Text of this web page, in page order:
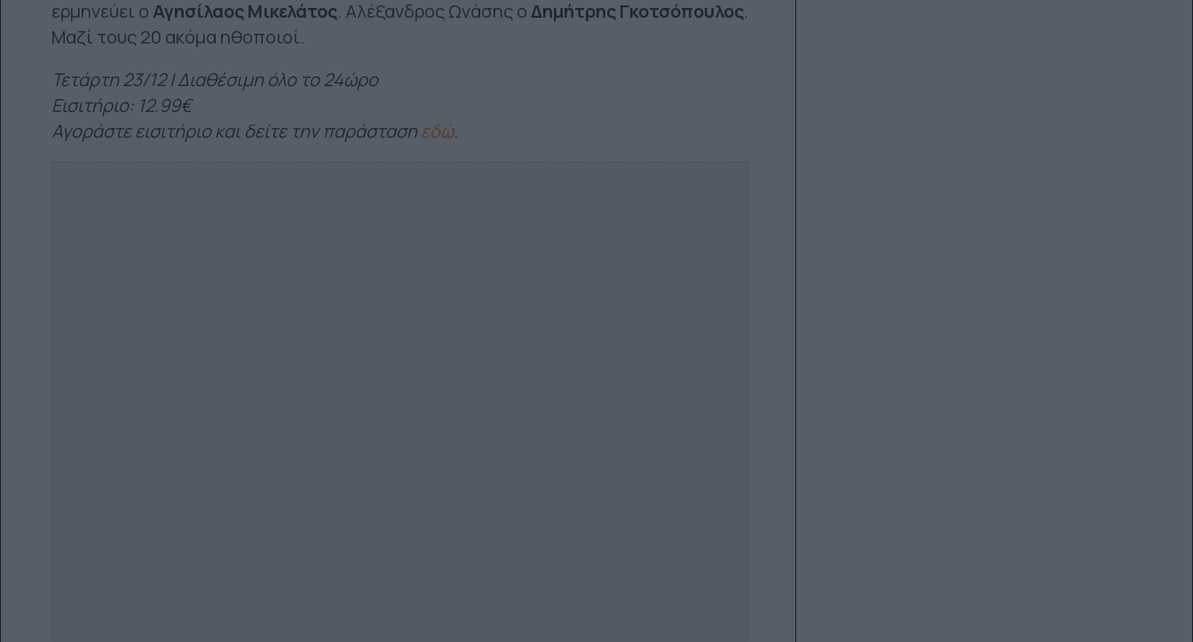
ερμηνεύει ο Αγησίλαος Μικελάτος. Αλέξανδρος Ωνάσης οΔημήτρης Γκοτσόπουλος.
Μαζί τους 20 ακόμα ηθοποιοί.
Τετάρτη 23/12 | Διαθέσιμη όλο το 24ώρο
Εισιτήριο: 12.99€
Αγοράστε εισιτήριο και δείτε την παράστασηεδώ.